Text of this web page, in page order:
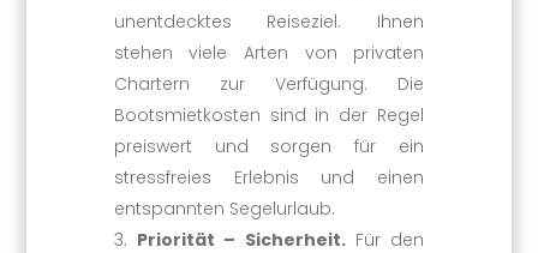
unentdecktes Reiseziel. Ihnen
stehen viele Arten von privaten
Chartern zur Verfügung. Die
Bootsmietkosten sind in der Regel
preiswert und sorgen für ein
stressfreies Erlebnis und einen
entspannten Segelurlaub.
Priorität – Sicherheit.Für den